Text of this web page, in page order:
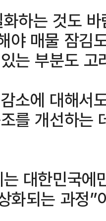
하는 것도
야 매물 잠김
는 부분도 고
소에 대해서
를 개선하는
대한민국
화되는 과정”